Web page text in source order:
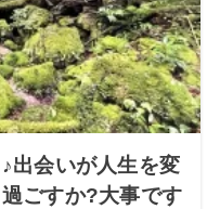
出会いが人生を変
ごすか?大事です